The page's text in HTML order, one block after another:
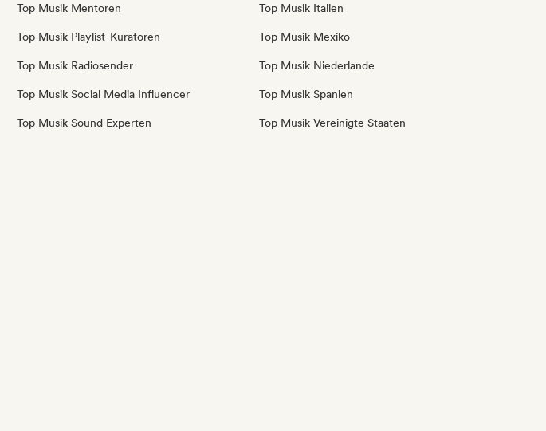
Top Musik Mentoren
Top Musik Playlist-Kuratoren
Top Musik Radiosender
Top Musik Social Media Influencer
Top Musik Sound Experten
Top Musik Italien
Top Musik Mexiko
Top Musik Niederlande
Top Musik Spanien
Top Musik Vereinigte Staaten